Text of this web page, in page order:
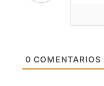
0 COMENTARIOS